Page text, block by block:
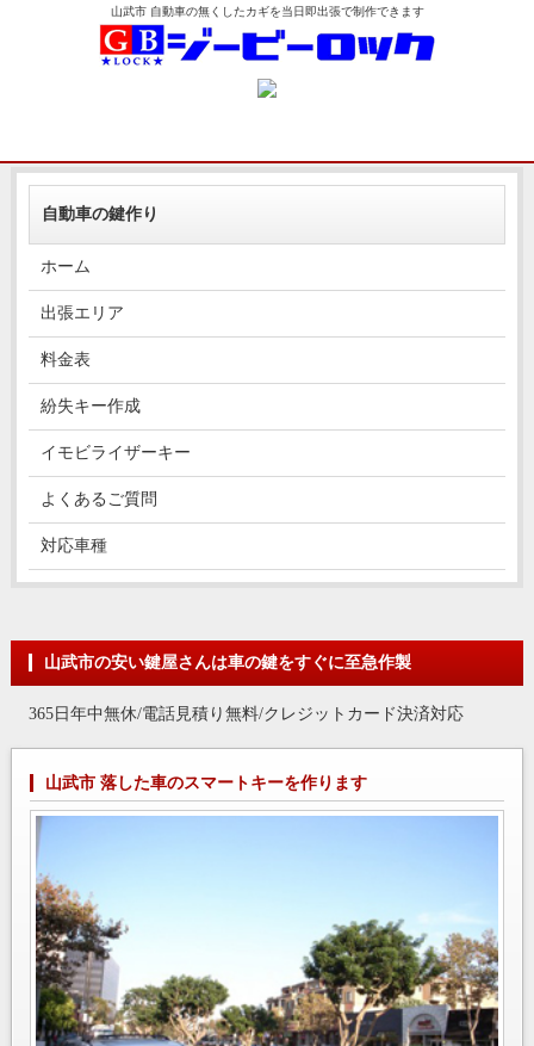
山武市 自動車の無くしたカギを当日即出張で制作できます
山武市の安い鍵屋さんは車の鍵をすぐに至急作製
365日年中無休/電話見積り無料/クレジットカード決済対応
山武市 落した車のスマートキーを作ります
自動車の鍵作り
ホーム
出張エリア
料金表
紛失キー作成
イモビライザーキー
よくあるご質問
対応車種